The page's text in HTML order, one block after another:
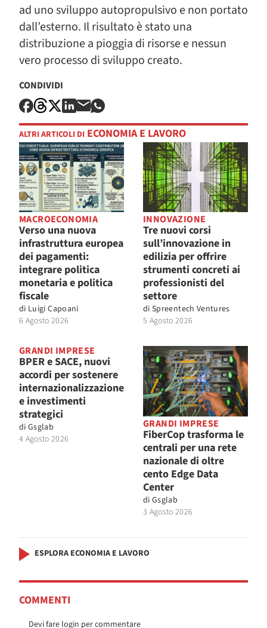
ad uno sviluppo autopropulsivo e non portato
dall’esterno. Il risultato è stato una
distribuzione a pioggia di risorse e nessun
vero processo di sviluppo creato.
CONDIVIDI
ALTRI ARTICOLI DI ECONOMIA E LAVORO
MACROECONOMIA
Verso una nuova
infrastruttura europea
dei pagamenti:
integrare politica
monetaria e politica
fiscale
di Luigi Capoani
6 Agosto 2026
INNOVAZIONE
Tre nuovi corsi
sull’innovazione in
edilizia per offrire
strumenti concreti ai
professionisti del
settore
di Spreentech Ventures
5 Agosto 2026
GRANDI IMPRESE
BPER e SACE, nuovi
accordi per sostenere
internazionalizzazione
e investimenti
strategici
di Gsglab
4 Agosto 2026
GRANDI IMPRESE
FiberCop trasforma le
centrali per una rete
nazionale di oltre
cento Edge Data
Center
di Gsglab
3 Agosto 2026
ESPLORA ECONOMIA E LAVORO
COMMENTI
Devi fare login per commentare